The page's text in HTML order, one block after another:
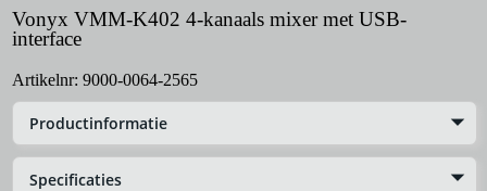
Vonyx VMM-K402 4-kanaals mixer met USB-
interface
Artikelnr: 9000-0064-2565
Productinformatie
Specificaties